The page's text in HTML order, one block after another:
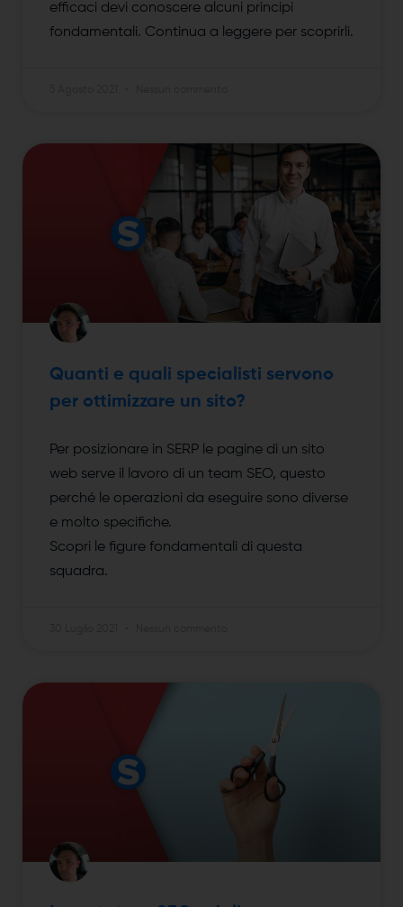
efficaci devi conoscere alcuni principi
fondamentali. Continua a leggere per scoprirli.
Quanti e quali specialisti servono
per ottimizzare un sito?
Per posizionare in SERP le pagine di un sito
web serve il lavoro di un team SEO, questo
perché le operazioni da eseguire sono diverse
e molto specifiche.
Scopri le figure fondamentali di questa
squadra.